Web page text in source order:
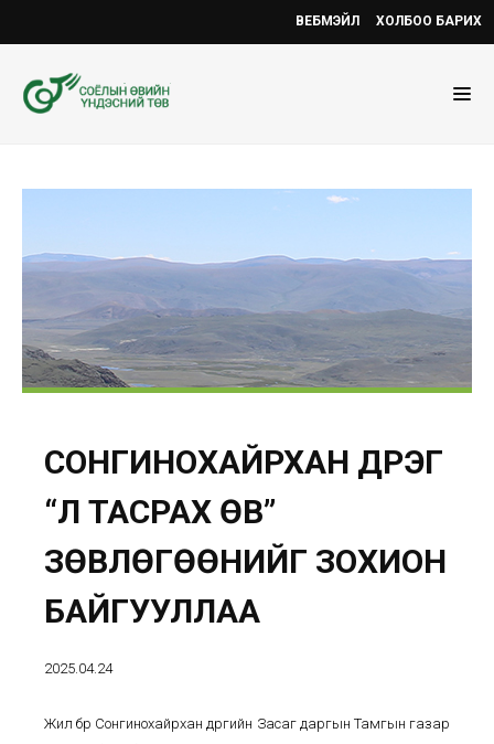
ВЕБМЭЙЛ ХОЛБОО БАРИХ
СОНГИНОХАЙРХАН ДҮҮРЭГ
“ҮЛ ТАСРАХ ӨВ”
ЗӨВЛӨГӨӨНИЙГ ЗОХИОН
БАЙГУУЛЛАА
2025.04.24
Жил бүр Сонгинохайрхан дүүргийн Засаг даргын Тамгын газар